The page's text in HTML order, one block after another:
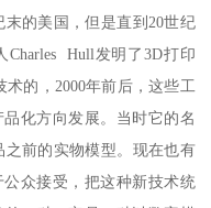
的美国，但是直到20世纪
Charles Hull发明了3D打印
的，2000年前后，这些工
化方向发展。当时它的名
前的实物模型。现在也有
众接受，把这种新技术统